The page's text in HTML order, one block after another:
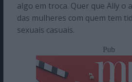
algo em troca. Quer que Ally o
das mulheres com quem tem
sexuais casuais.
Pub